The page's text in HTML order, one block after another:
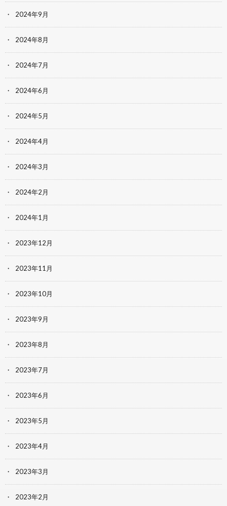
2024年9月
2024年8月
2024年7月
2024年6月
2024年5月
2024年4月
2024年3月
2024年2月
2024年1月
2023年12月
2023年11月
2023年10月
2023年9月
2023年8月
2023年7月
2023年6月
2023年5月
2023年4月
2023年3月
2023年2月